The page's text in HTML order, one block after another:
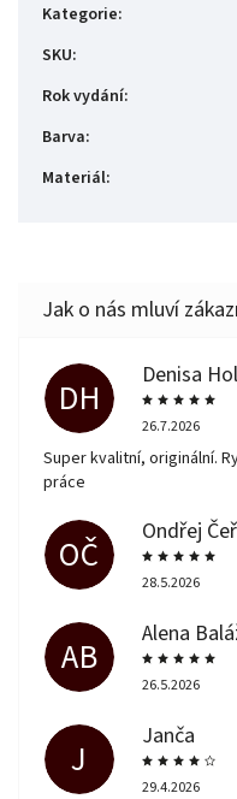
Kategorie:
SKU:
Rok vydání:
Barva:
Materiál:
DH
Denisa
26.7.2026
Super kvalitní, originální.
práce
OČ
Ondřej
28.5.2026
AB
Alena
26.5.2026
J
Janča
29.4.2026